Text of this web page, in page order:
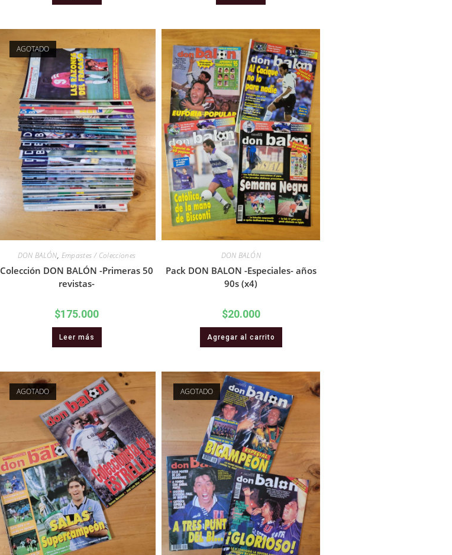
AGOTADO
DON BALÓN, Empastes / Colecciones
Colección DON BALÓN -Primeras 50
revistas-
$175.000
Leer más
DON BALÓN
Pack DON BALON -Especiales- años
90s (x4)
$20.000
Agregar al carrito
AGOTADO AGOTADO